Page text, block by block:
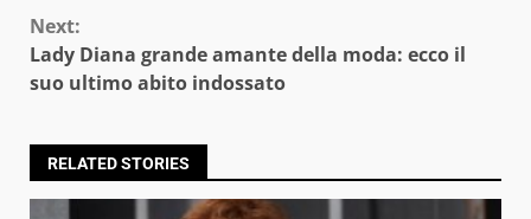
Next:
Lady Diana grande amante della moda: ecco il
suo ultimo abito indossato
RELATED STORIES